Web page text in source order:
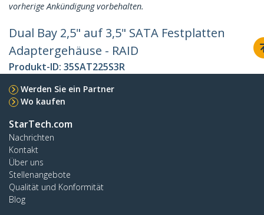
vorherige Ankündigung vorbehalten.
Dual Bay 2,5" auf 3,5" SATA Festplatten
Adaptergehäuse - RAID
Produkt-ID: 35SAT225S3R
Werden Sie ein Partner
Wo kaufen
StarTech.com
Nachrichten
Kontakt
Über uns
Stellenangebote
Qualität und Konformität
Blog